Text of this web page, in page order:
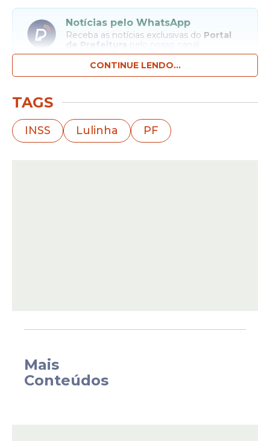
Notícias pelo WhatsApp
Receba as notícias exclusivas do Portal
de Prefeitura
pelo nosso canal.
Entrar no canal
uma agência de viagens que já foi utilizada
pelo empresário, conhecido como
A suspeita surgiu após investigadores
repasses feitos por Antônio Carlos Camilo
Antunes a uma empresa ligada a uma
amiga de Lulinha e pagamentos realizados
CONTINUE LENDO...
TAGS
INSS Lulinha PF
Mais
Conteúdos